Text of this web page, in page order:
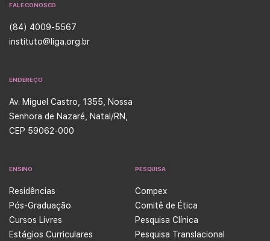
FALE CONOSCO
(84) 4009-5567
instituto@liga.org.br
ENDEREÇO
Av. Miguel Castro, 1355, Nossa
Senhora de Nazaré, Natal/RN,
CEP 59062-000
ENSINO
Residências
Pós-Graduação
Cursos Livres
Estágios Curriculares
PESQUISA
Compex
Comitê de Ética
Pesquisa Clínica
Pesquisa Translacional